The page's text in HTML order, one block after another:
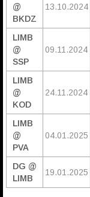
@
BKDZ
13.10.2024
LIMB
@
SSP
09.11.2024
LIMB
@
KOD
24.11.2024
LIMB
@
PVA
04.01.2025
DG @
LIMB
19.01.2025